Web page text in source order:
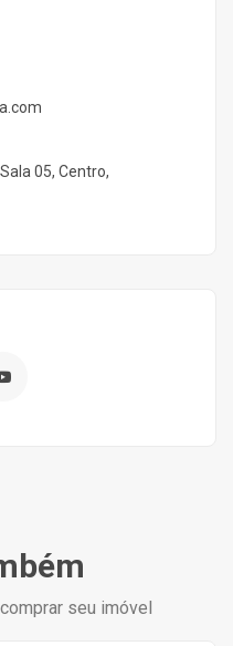
05, Centro,
seu imóvel